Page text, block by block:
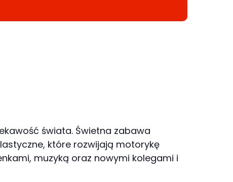
świata. Świetna zabawa
które rozwijają motorykę
muzyką oraz nowymi kolegami i